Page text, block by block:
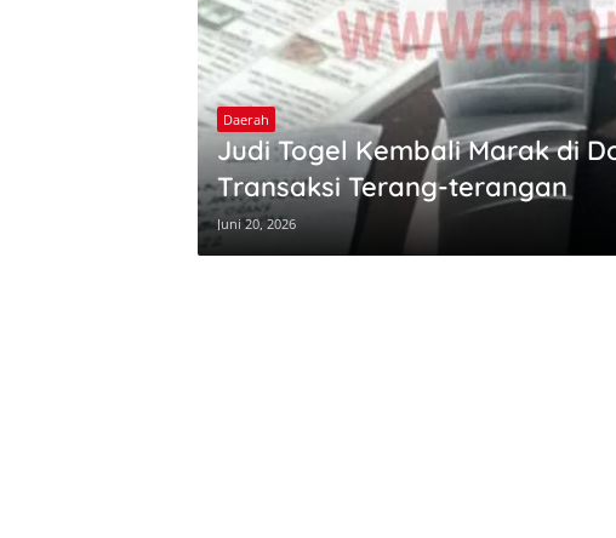
Daerah
Judi Togel Kembali Marak di
Transaksi Terang-terangan
Juni 20, 2026